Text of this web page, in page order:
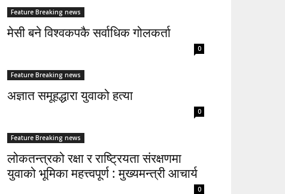
Feature Breaking news
मेसी बने विश्वकपकै सर्वाधिक गोलकर्ता
0
Feature Breaking news
अज्ञात समूहद्धारा युवाको हत्या
0
Feature Breaking news
लोकतन्त्रको रक्षा र राष्ट्रियता संरक्षणमा
युवाको भूमिका महत्त्वपूर्ण : मुख्यमन्त्री आचार्य
0